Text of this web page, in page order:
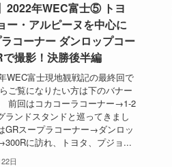
2022年WEC富士⑤ トヨ
ー・アルピーヌを中心に
コーナー ダンロップコー
撮影！決勝後半編
WEC富士現地観戦記の最終回で
ご覧になりたい方は下のバナー
前回はコカコーラコーナー→1-2
ランドスタンドと巡ってきまし
GRスープラコーナー→ダンロッ
に訪れ、トヨタ、プジョ...
日